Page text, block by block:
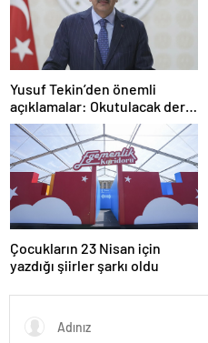
Yusuf Tekin’den önemli
açıklamalar: Okutulacak dersi
kalmamış öğretmene branş
değişikliği masada
Çocukların 23 Nisan için
yazdığı şiirler şarkı oldu